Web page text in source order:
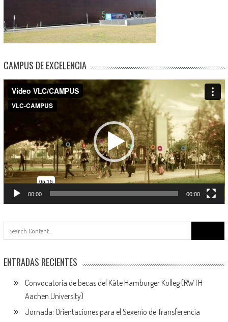
CAMPUS DE EXCELENCIA
Reproductor
de
vídeo
00:00 00:00
ENTRADAS RECIENTES
Convocatoria de becas del Käte Hamburger Kolleg (RWTH
Aachen University)
Jornada: Orientaciones para el Sexenio de Transferencia